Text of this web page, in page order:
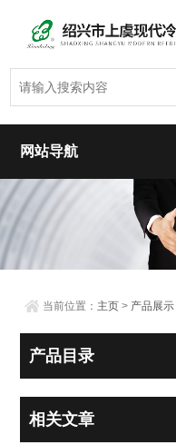
网站导航
当前位置： 主页 > 产品展示
产品目录
相关文章